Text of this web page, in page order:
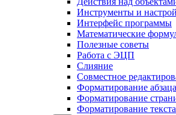
Инструменты и
Интерфейс программы
Математические
Полезные советы
Работа с ЭЦП
Слияние
Совместное
Форматирование абзаца
Форматирование
Форматирование текста